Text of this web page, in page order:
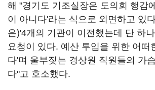
해 "경기도 기조실장은 도의회 행감
이 아니다'라는 식으로 외면하고 있
은)'4개의 기관이 이전했는데 단 하
요청이 있다. 예산 투입을 위한 어떠
다'며 울부짖는 경상원 직원들의 가
다"고 호소했다.